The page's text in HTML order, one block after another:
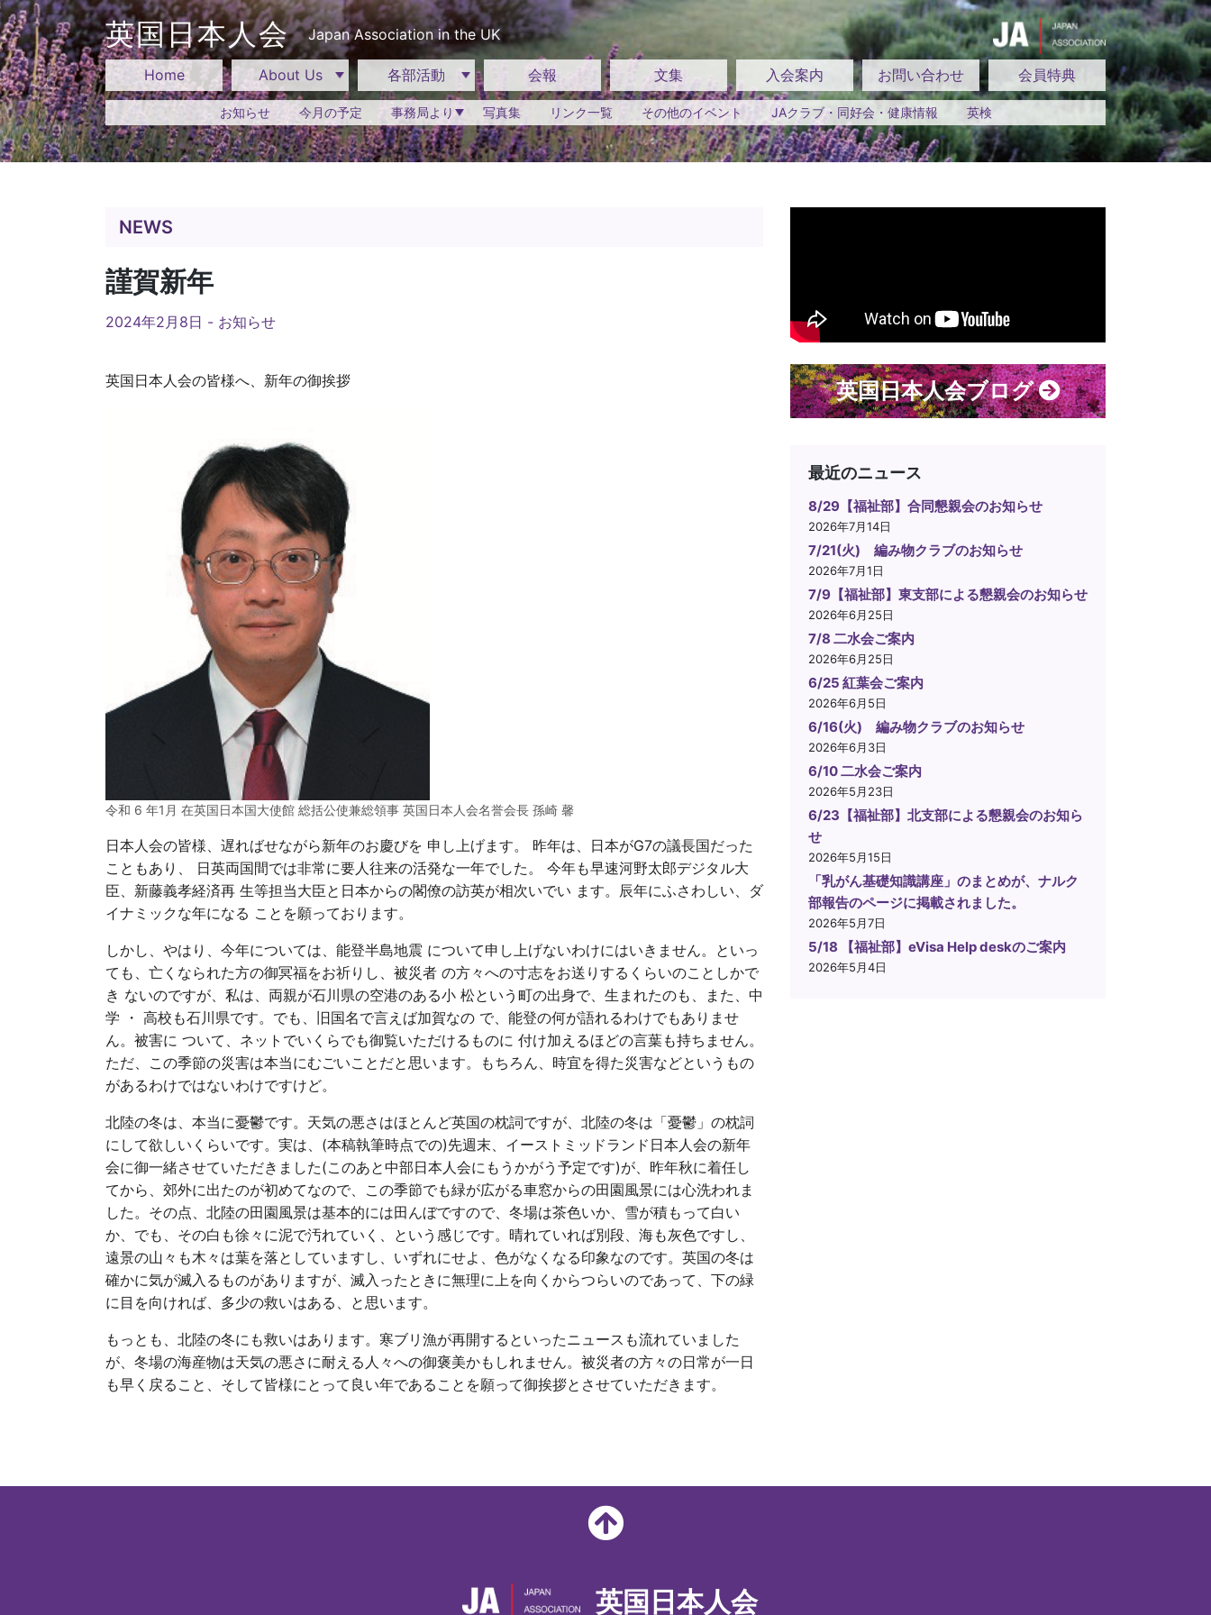
Skip
to
content
英国日本人会 Japan Association in the UK
Home About Us 各部活動 会報 文集 入会案内 お問い合わせ 会員特典
お知らせ 今月の予定 事務局より 写真集 リンク一覧 その他のイベント JAクラブ・同好会・健康情報 英検
NEWS
謹賀新年
2024年2月8日 - お知らせ
英国日本人会の皆様へ、新年の御挨拶
令和 6 年1月 在英国日本国大使館 総括公使兼総領事 英国日本人会名誉会長 孫崎 馨
日本人会の皆様、遅ればせながら新年のお慶びを 申し上げます。 昨年は、日本がG7の議長国だった
こともあり、 日英両国間では非常に要人往来の活発な一年でした。 今年も早速河野太郎デジタル大
臣、新藤義孝経済再 生等担当大臣と日本からの閣僚の訪英が相次いでい ます。辰年にふさわしい、ダ
イナミックな年になる ことを願っております。
しかし、やはり、今年については、能登半島地震 について申し上げないわけにはいきません。といっ
ても、亡くなられた方の御冥福をお祈りし、被災者 の方々への寸志をお送りするくらいのことしかで
き ないのですが、私は、両親が石川県の空港のある小 松という町の出身で、生まれたのも、また、中
学 ・ 高校も石川県です。でも、旧国名で言えば加賀なの で、能登の何が語れるわけでもありませ
ん。被害に ついて、ネットでいくらでも御覧いただけるものに 付け加えるほどの言葉も持ちません。
ただ、この季節の災害は本当にむごいことだと思います。もちろん、時宜を得た災害などというもの
があるわけではないわけですけど。
北陸の冬は、本当に憂鬱です。天気の悪さはほとんど英国の枕詞ですが、北陸の冬は「憂鬱」の枕詞
にして欲しいくらいです。実は、(本稿執筆時点での)先週末、イーストミッドランド日本人会の新年
会に御一緒させていただきました(このあと中部日本人会にもうかがう予定です)が、昨年秋に着任し
てから、郊外に出たのが初めてなので、この季節でも緑が広がる車窓からの田園風景には心洗われま
した。その点、北陸の田園風景は基本的には田んぼですので、冬場は茶色いか、雪が積もって白い
か、でも、その白も徐々に泥で汚れていく、という感じです。晴れていれば別段、海も灰色ですし、
遠景の山々も木々は葉を落としていますし、いずれにせよ、色がなくなる印象なのです。英国の冬は
確かに気が滅入るものがありますが、滅入ったときに無理に上を向くからつらいのであって、下の緑
に目を向ければ、多少の救いはある、と思います。
もっとも、北陸の冬にも救いはあります。寒ブリ漁が再開するといったニュースも流れていました
が、冬場の海産物は天気の悪さに耐える人々への御褒美かもしれません。被災者の方々の日常が一日
も早く戻ること、そして皆様にとって良い年であることを願って御挨拶とさせていただきます。
英国日本人会ブログ
最近のニュース
8/29【福祉部】合同懇親会のお知らせ
2026年7月14日
7/21(火) 編み物クラブのお知らせ
2026年7月1日
7/9【福祉部】東支部による懇親会のお知らせ
2026年6月25日
7/8 二水会ご案内
2026年6月25日
6/25 紅葉会ご案内
2026年6月5日
6/16(火) 編み物クラブのお知らせ
2026年6月3日
6/10 二水会ご案内
2026年5月23日
6/23【福祉部】北支部による懇親会のお知ら
せ
2026年5月15日
「乳がん基礎知識講座」のまとめが、ナルク
部報告のページに掲載されました。
2026年5月7日
5/18 【福祉部】eVisa Help deskのご案内
2026年5月4日
英国日本人会